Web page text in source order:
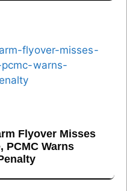
Flyover Misses
PCMC Warns